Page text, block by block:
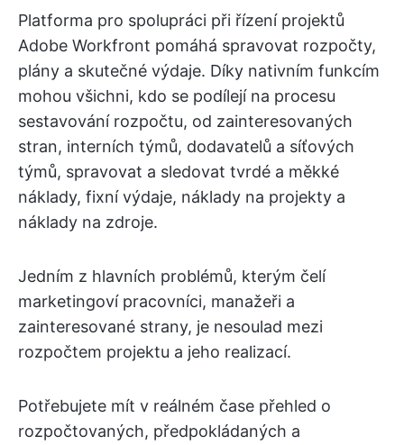
Platforma pro spolupráci při řízení projektů
Adobe Workfront pomáhá spravovat rozpočty,
plány a skutečné výdaje. Díky nativním funkcím
mohou všichni, kdo se podílejí na procesu
sestavování rozpočtu, od zainteresovaných
stran, interních týmů, dodavatelů a síťových
týmů, spravovat a sledovat tvrdé a měkké
náklady, fixní výdaje, náklady na projekty a
náklady na zdroje.
Jedním z hlavních problémů, kterým čelí
marketingoví pracovníci, manažeři a
zainteresované strany, je nesoulad mezi
rozpočtem projektu a jeho realizací.
Potřebujete mít v reálném čase přehled o
rozpočtovaných, předpokládaných a